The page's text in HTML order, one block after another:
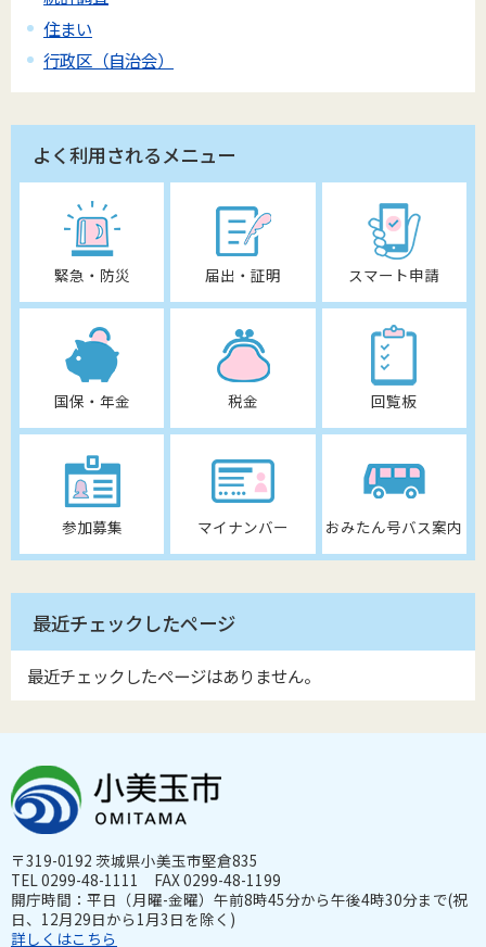
住まい
行政区（自治会）
よく利用されるメニュー
緊急・防災 届出・証明 スマート申請
国保・年金 税金 回覧板
参加募集 マイナンバー おみたん号バス案内
最近チェックしたページ
最近チェックしたページはありません。
〒319-0192 茨城県小美玉市堅倉835
TEL 0299-48-1111 FAX 0299-48-1199
開庁時間：平日（月曜-金曜）午前8時45分から午後4時30分まで(祝
日、12月29日から1月3日を除く)
詳しくはこちら